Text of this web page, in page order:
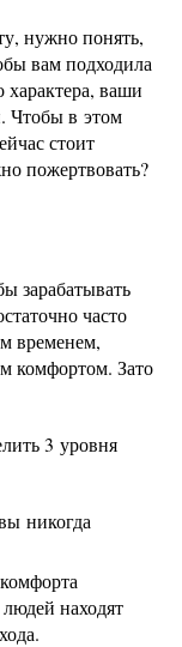
нужно понять,
вам подходила
характера, ваши
Чтобы в этом
стоит
пожертвовать?
зарабатывать
часто
временем,
комфортом. Зато
3 уровня
никогда
находят